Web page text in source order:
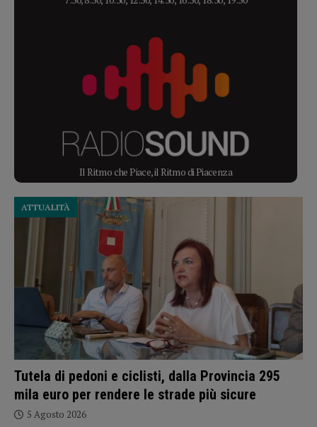
Il Ritmo che Piace, il Ritmo di Piacenza
Tutela di pedoni e ciclisti, dalla Provincia 295
mila euro per rendere le strade più sicure
ATTUALITÀ
5 Agosto 2026